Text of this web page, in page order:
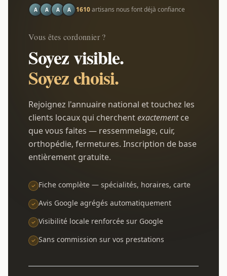
A A A A 1610artisans nous font déjà confiance
Vous êtes cordonnier ?
Soyez visible.
Soyez choisi.
Rejoignez l'annuaire national et touchez les
clients locaux qui cherchentexactementce
que vous faites — ressemmelage, cuir,
orthopédie, fermetures. Inscription de base
entièrement gratuite.
Fiche complète — spécialités, horaires, carte
Avis Google agrégés automatiquement
Visibilité locale renforcée sur Google
Sans commission sur vos prestations